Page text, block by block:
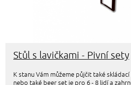
Stůl s lavičkami - Pivní sety
K stanu Vám můžeme půjčit také
nebo také beer set je pro 6 - 8 lidí a